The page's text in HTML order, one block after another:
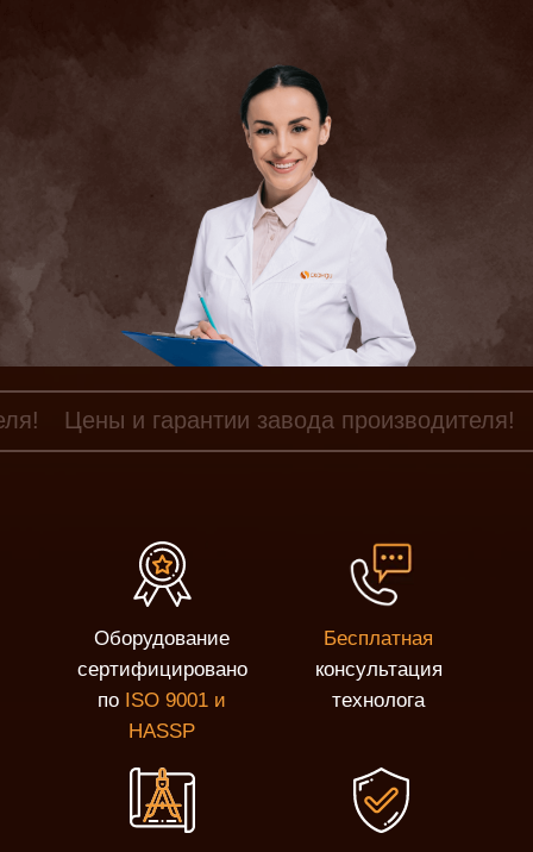
Цены и гарантии завода производителя!
Оборудование
сертифицировано
по ISO 9001 и
HASSP
Бесплатная
консультация
технолога